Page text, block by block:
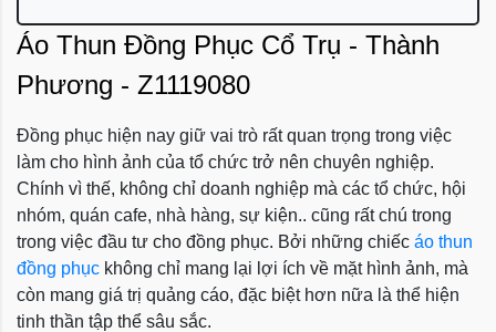
Áo Thun Đồng Phục Cổ Trụ - Thành
Phương - Z1119080
Đồng phục hiện nay giữ vai trò rất quan trọng trong việc
làm cho hình ảnh của tổ chức trở nên chuyên nghiệp.
Chính vì thế, không chỉ doanh nghiệp mà các tổ chức, hội
nhóm, quán cafe, nhà hàng, sự kiện.. cũng rất chú trong
trong việc đầu tư cho đồng phục. Bởi những chiếc áo thun
đồng phục không chỉ mang lại lợi ích về mặt hình ảnh, mà
còn mang giá trị quảng cáo, đặc biệt hơn nữa là thể hiện
tinh thần tập thể sâu sắc.